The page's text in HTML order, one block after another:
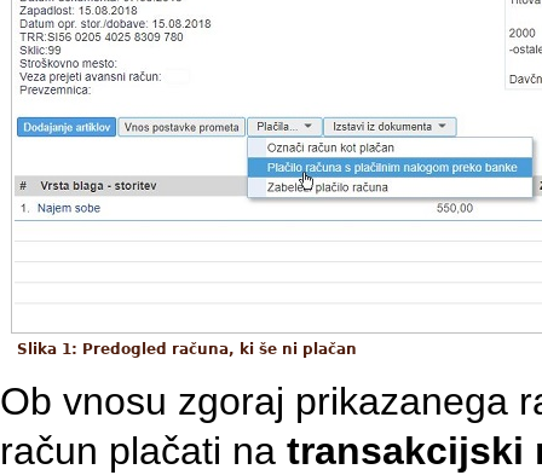
Slika 1: Predogled računa, ki še ni plačan
Ob vnosu zgoraj prikazanega
račun plačati na transakcijski